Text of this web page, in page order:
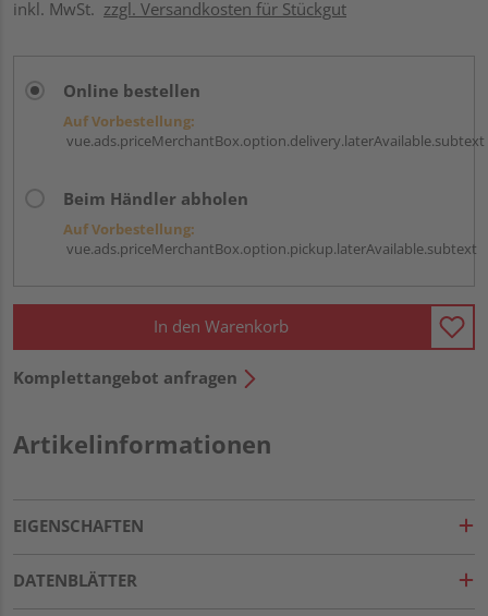
inkl. MwSt. zzgl. Versandkosten für Stückgut
Online bestellen
Auf Vorbestellung:
vue.ads.priceMerchantBox.option.delivery.laterAvailable.subtext
Beim Händler abholen
Auf Vorbestellung:
vue.ads.priceMerchantBox.option.pickup.laterAvailable.subtext
In den Warenkorb
Komplettangebot anfragen
Artikelinformationen
EIGENSCHAFTEN
DATENBLÄTTER